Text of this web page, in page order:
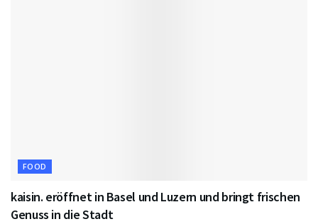
FOOD
kaisin. eröffnet in Basel und Luzern und bringt frischen
Genuss in die Stadt